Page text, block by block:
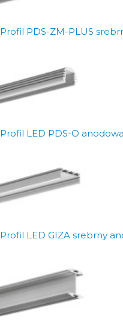
Profil PDS-ZM-PLUS
Profil LED PDS-O
Profil LED GIZA srebrny